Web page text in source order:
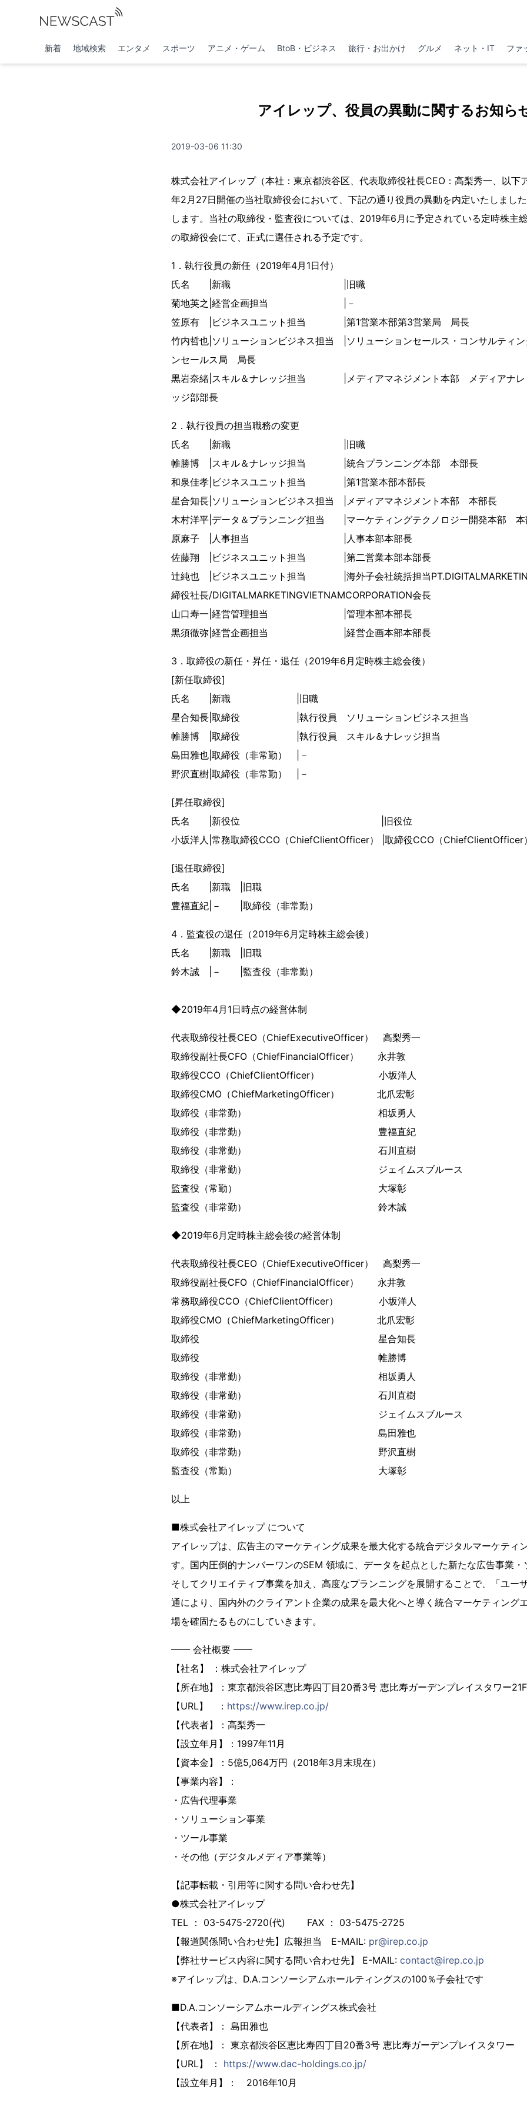
新着 地域検索 エンタメ スポーツ アニメ・ゲーム BtoB・ビジネス 旅行・お出かけ グルメ ネット・IT ファ
アイレップ、役員の異動に関するお知ら
2019-03-06 11:30
株式会社アイレップ（本社：東京都渋谷区、代表取締役社長CEO：高梨秀一、以下
年2月27日開催の当社取締役会において、下記の通り役員の異動を内定いたしまし
します。当社の取締役・監査役については、2019年6月に予定されている定時株主
の取締役会にて、正式に選任される予定です。
1．執行役員の新任（2019年4月1日付）
氏名 |新職 |旧職
菊地英之|経営企画担当 |－
笠原有 |ビジネスユニット担当 |第1営業本部第3営業局 局長
竹内哲也|ソリューションビジネス担当 |ソリューションセールス・コンサルティ
ンセールス局 局長
黒岩奈緒|スキル＆ナレッジ担当 |メディアマネジメント本部 メディアナレ
ッジ部部長
2．執行役員の担当職務の変更
氏名 |新職 |旧職
帷勝博 |スキル＆ナレッジ担当 |統合プランニング本部 本部長
和泉佳孝|ビジネスユニット担当 |第1営業本部本部長
星合知長|ソリューションビジネス担当 |メディアマネジメント本部 本部長
木村洋平|データ＆プランニング担当 |マーケティングテクノロジー開発本部 本
原麻子 |人事担当 |人事本部本部長
佐藤翔 |ビジネスユニット担当 |第二営業本部本部長
辻純也 |ビジネスユニット担当 |海外子会社統括担当
締役社長/DIGITALMARKETINGVIETNAMCORPORATION会長
山口寿一|経営管理担当 |管理本部本部長
黒須徹弥|経営企画担当 |経営企画本部本部長
3．取締役の新任・昇任・退任（2019年6月定時株主総会後）
[新任取締役]
氏名 |新職 |旧職
星合知長|取締役 |執行役員 ソリューションビジネス担当
帷勝博 |取締役 |執行役員 スキル＆ナレッジ担当
島田雅也|取締役（非常勤） |－
野沢直樹|取締役（非常勤） |－
[昇任取締役]
氏名 |新役位 |旧役位
小坂洋人|常務取締役CCO（ChiefClientOfficer） |取締役CCO（ChiefClientOfficer）
[退任取締役]
氏名 |新職 |旧職
豊福直紀|－ |取締役（非常勤）
4．監査役の退任（2019年6月定時株主総会後）
氏名 |新職 |旧職
鈴木誠 |－ |監査役（非常勤）
◆2019年4月1日時点の経営体制
代表取締役社長CEO（ChiefExecutiveOfficer） 高梨秀一
取締役副社長CFO（ChiefFinancialOfficer） 永井敦
取締役CCO（ChiefClientOfficer） 小坂洋人
取締役CMO（ChiefMarketingOfficer） 北爪宏彰
取締役（非常勤） 相坂勇人
取締役（非常勤） 豊福直紀
取締役（非常勤） 石川直樹
取締役（非常勤） ジェイムスブルース
監査役（常勤） 大塚彰
監査役（非常勤） 鈴木誠
◆2019年6月定時株主総会後の経営体制
代表取締役社長CEO（ChiefExecutiveOfficer） 高梨秀一
取締役副社長CFO（ChiefFinancialOfficer） 永井敦
常務取締役CCO（ChiefClientOfficer） 小坂洋人
取締役CMO（ChiefMarketingOfficer） 北爪宏彰
取締役 星合知長
取締役 帷勝博
取締役（非常勤） 相坂勇人
取締役（非常勤） 石川直樹
取締役（非常勤） ジェイムスブルース
取締役（非常勤） 島田雅也
取締役（非常勤） 野沢直樹
監査役（常勤） 大塚彰
以上
■株式会社アイレップ について
アイレップは、広告主のマーケティング成果を最大化する統合デジタルマーケティ
す。国内圧倒的ナンバーワンのSEM 領域に、データを起点とした新たな広告事業・
そしてクリエイティブ事業を加え、高度なプランニングを展開することで、「ユー
通により、国内外のクライアント企業の成果を最大化へと導く統合マーケティング
場を確固たるものにしていきます。
━━ 会社概要 ━━
【社名】 ：株式会社アイレップ
【所在地】：東京都渋谷区恵比寿四丁目20番3号 恵比寿ガーデンプレイスタワー21F
【URL】 ： https://www.irep.co.jp/
【代表者】：高梨秀一
【設立年月】：1997年11月
【資本金】：5億5,064万円（2018年3月末現在）
【事業内容】：
・広告代理事業
・ソリューション事業
・ツール事業
・その他（デジタルメディア事業等）
【記事転載・引用等に関する問い合わせ先】
●株式会社アイレップ
TEL ： 03-5475-2720(代) FAX ： 03-5475-2725
【報道関係問い合わせ先】広報担当 E-MAIL: pr@irep.co.jp
【弊社サービス内容に関する問い合わせ先】 E-MAIL: contact@irep.co.jp
※アイレップは、D.A.コンソーシアムホールティングスの100％子会社です
■D.A.コンソーシアムホールディングス株式会社
【代表者】： 島田雅也
【所在地】： 東京都渋谷区恵比寿四丁目20番3号 恵比寿ガーデンプレイスタワー
【URL】 ： https://www.dac-holdings.co.jp/
【設立年月】： 2016年10月